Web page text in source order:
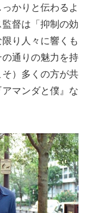
かりと伝わるよ
督は「抑制の効
り人々に響くも
通りの魅力を持
）多くの方が共
マンダと僕』な